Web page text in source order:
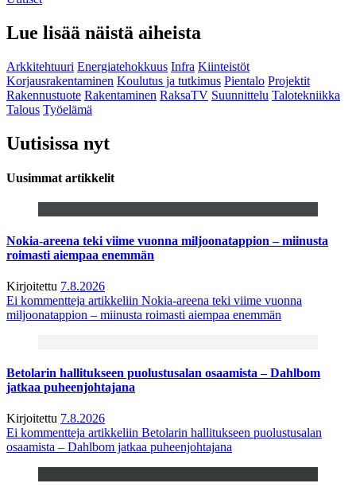
Lue lisää näistä aiheista
Arkkitehtuuri Energiatehokkuus Infra Kiinteistöt
Korjausrakentaminen Koulutus ja tutkimus Pientalo Projektit
Rakennustuote Rakentaminen RaksaTV Suunnittelu Talotekniikka
Talous Työelämä
Uutisissa nyt
Uusimmat artikkelit
Nokia-areena teki viime vuonna miljoonatappion – miinusta
roimasti aiempaa enemmän
Kirjoitettu 7.8.2026
Ei kommentteja artikkeliin Nokia-areena teki viime vuonna
miljoonatappion – miinusta roimasti aiempaa enemmän
Betolarin hallitukseen puolustusalan osaamista – Dahlbom
jatkaa puheenjohtajana
Kirjoitettu 7.8.2026
Ei kommentteja artikkeliin Betolarin hallitukseen puolustusalan
osaamista – Dahlbom jatkaa puheenjohtajana